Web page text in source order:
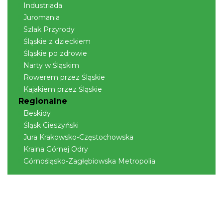
Industriada
Juromania
Szlak Przyrody
Śląskie z dzieckiem
Śląskie po zdrowie
Narty w Śląskim
Rowerem przez Śląskie
Kajakiem przez Śląskie
Regionalne
Beskidy
Śląsk Cieszyński
Jura Krakowsko-Częstochowska
Kraina Górnej Odry
Górnośląsko-Zagłębiowska Metropolia